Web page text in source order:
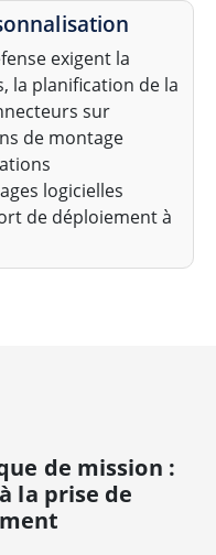
exigent la
la planification de la
sur
de montage
logicielles
de déploiement à
de mission :
la prise de